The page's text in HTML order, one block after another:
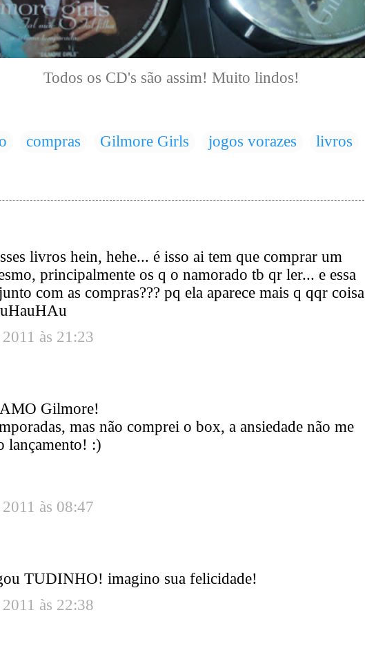
Todos os CD's são assim! Muito lindos!
compras Gilmore Girls jogos vorazes
livros
livros hein, hehe... é isso ai tem que comprar um
principalmente os q o namorado tb qr ler... e essa
com as compras??? pq ela aparece mais q qqr coisa
às 21:23
Gilmore!
mas não comprei o box, a ansiedade não me
lançamento! :)
às 08:47
TUDINHO! imagino sua felicidade!
às 22:38